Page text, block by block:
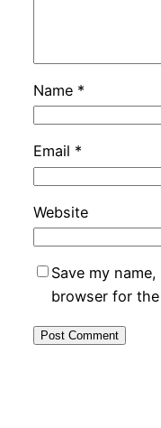
Name *
Email *
Website
Save my
browser for